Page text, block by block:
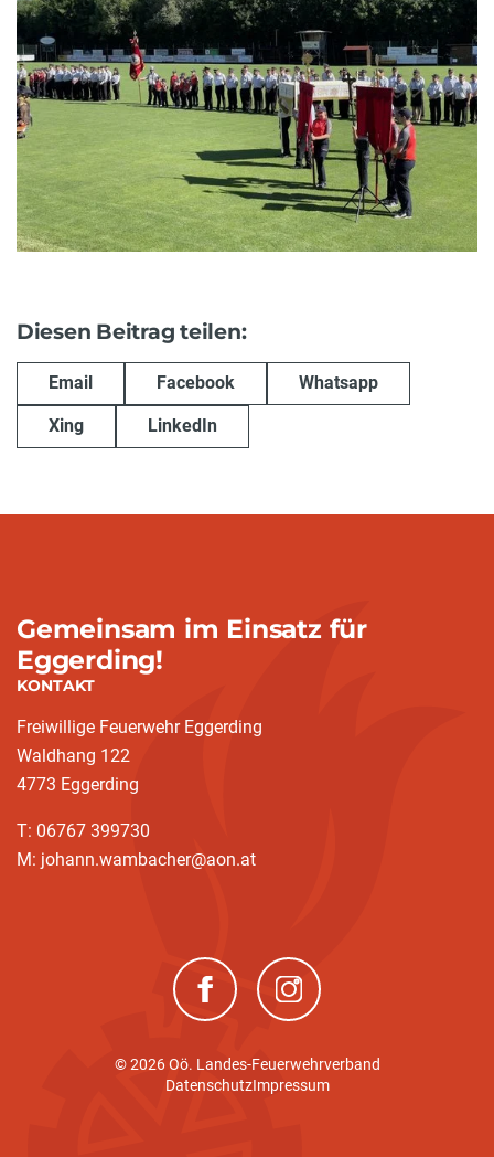
Diesen Beitrag teilen:
Email Facebook Whatsapp
Xing LinkedIn
Gemeinsam im Einsatz für
Eggerding!
KONTAKT
Freiwillige Feuerwehr Eggerding
Waldhang 122
4773 Eggerding
T: 06767 399730
M: johann.wambacher@aon.at
(neues Fenster)(neues Fenster)
© 2026 Oö. Landes-Feuerwehrverband
DatenschutzImpressum